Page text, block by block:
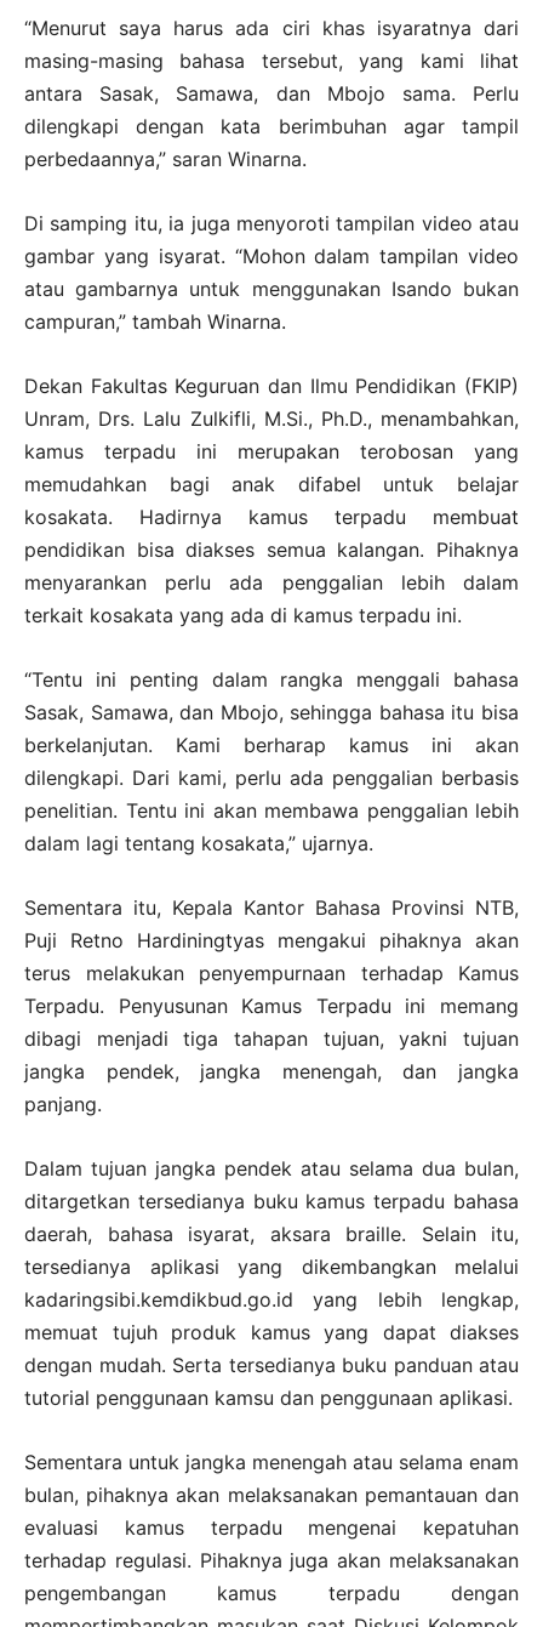
“Menurut saya harus ada ciri khas isyaratnya dari
masing-masing bahasa tersebut, yang kami lihat
antara Sasak, Samawa, dan Mbojo sama. Perlu
dilengkapi dengan kata berimbuhan agar tampil
perbedaannya,” saran Winarna.
Di samping itu, ia juga menyoroti tampilan video atau
gambar yang isyarat. “Mohon dalam tampilan video
atau gambarnya untuk menggunakan Isando bukan
campuran,” tambah Winarna.
Dekan Fakultas Keguruan dan Ilmu Pendidikan (FKIP)
Unram, Drs. Lalu Zulkifli, M.Si., Ph.D., menambahkan,
kamus terpadu ini merupakan terobosan yang
memudahkan bagi anak difabel untuk belajar
kosakata. Hadirnya kamus terpadu membuat
pendidikan bisa diakses semua kalangan. Pihaknya
menyarankan perlu ada penggalian lebih dalam
terkait kosakata yang ada di kamus terpadu ini.
“Tentu ini penting dalam rangka menggali bahasa
Sasak, Samawa, dan Mbojo, sehingga bahasa itu bisa
berkelanjutan. Kami berharap kamus ini akan
dilengkapi. Dari kami, perlu ada penggalian berbasis
penelitian. Tentu ini akan membawa penggalian lebih
dalam lagi tentang kosakata,” ujarnya.
Sementara itu, Kepala Kantor Bahasa Provinsi NTB,
Puji Retno Hardiningtyas mengakui pihaknya akan
terus melakukan penyempurnaan terhadap Kamus
Terpadu. Penyusunan Kamus Terpadu ini memang
dibagi menjadi tiga tahapan tujuan, yakni tujuan
jangka pendek, jangka menengah, dan jangka
panjang.
Dalam tujuan jangka pendek atau selama dua bulan,
ditargetkan tersedianya buku kamus terpadu bahasa
daerah, bahasa isyarat, aksara braille. Selain itu,
tersedianya aplikasi yang dikembangkan melalui
kadaringsibi.kemdikbud.go.id yang lebih lengkap,
memuat tujuh produk kamus yang dapat diakses
dengan mudah. Serta tersedianya buku panduan atau
tutorial penggunaan kamsu dan penggunaan aplikasi.
Sementara untuk jangka menengah atau selama enam
bulan, pihaknya akan melaksanakan pemantauan dan
evaluasi kamus terpadu mengenai kepatuhan
terhadap regulasi. Pihaknya juga akan melaksanakan
pengembangan kamus terpadu dengan